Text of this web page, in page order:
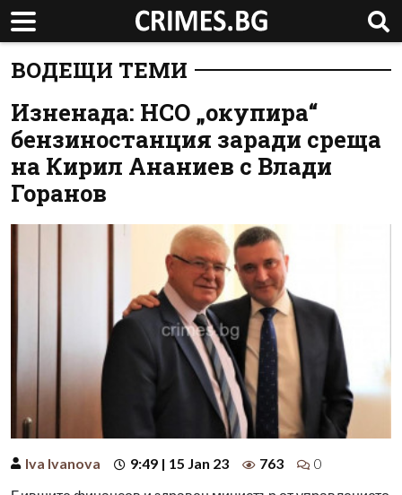
ВОДЕЩИ ТЕМИ
Изненада: НСО „окупира“
бензиностанция заради среща
на Кирил Ананиев с Влади
Горанов
Iva Ivanova 9:49 | 15 Jan 23 763
0